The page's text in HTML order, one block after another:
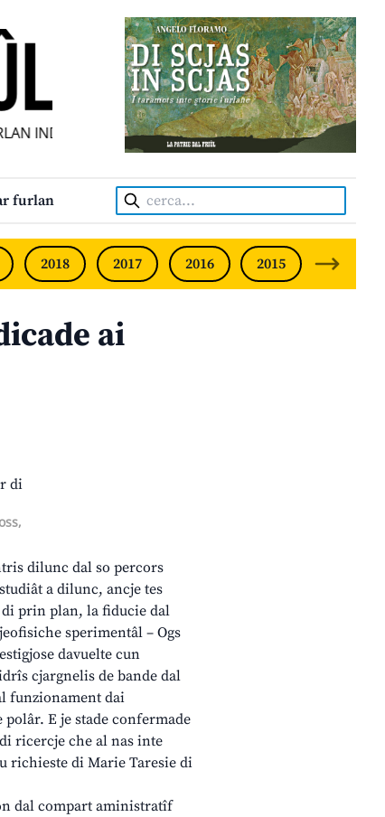
INDIPENDENT • INDEPENDENT FRIULIAN MONTHLY •
furlan Cerca:
2018 2017 2016 2015 2014
ai
dilunc dal so percors
a dilunc, ancje tes
prin plan, la fiducie dal
sperimentâl – Ogs
davuelte cun
cjargnelis de bande dal
funzionament dai
E je stade confermade
ricercje che al nas inte
richieste di Marie Taresie di
dal compart aministratîf